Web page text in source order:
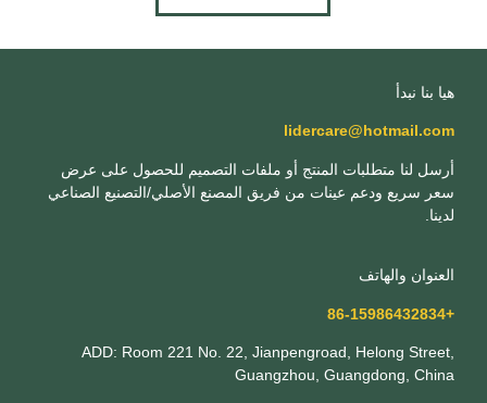
هيا بنا نبدأ
lidercare@hotmail.com
أرسل لنا متطلبات المنتج أو ملفات التصميم للحصول على عرض
سعر سريع ودعم عينات من فريق المصنع الأصلي/التصنيع الصناعي
لدينا.
العنوان والهاتف
+86-15986432834
ADD: Room 221 No. 22, Jianpengroad, Helong Street,
Guangzhou, Guangdong, China